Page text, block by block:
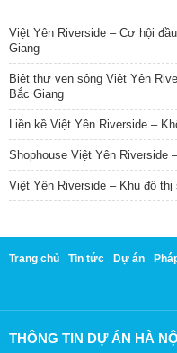
Việt Yên Riverside – Cơ hội
Giang
Biệt thự ven sông Việt Yên
Bắc Giang
Liền kề Việt Yên Riverside –
Shophouse Việt Yên
Việt Yên Riverside – Khu đô
Trang chủ Tin tức Dự án
THÔNG TIN DỰ ÁN HÀ